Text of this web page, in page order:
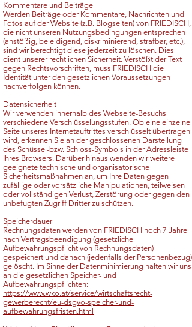
Kommentare und Beiträge
Werden Beiträge oder Kommentare, Nachrichten und
Fotos auf der Website (z.B. Blogseiten) von FRIEDISCH,
die nicht unseren Nutzungsbedingungen entsprechen
(anstößig, beleidigend, diskriminierend, strafbar, etc.),
sind wir berechtigt diese jederzeit zu löschen. Dies
dient unserer rechtlichen Sicherheit. Verstößt der Text
gegen Rechtsvorschriften, muss FRIEDISCH die
Identität unter den gesetzlichen Voraussetzungen
nachverfolgen können.
Datensicherheit
Wir verwenden innerhalb des Webseite-Besuchs
verschiedene Verschlüsselungsstufen. Ob eine einzelne
Seite unseres Internetauftrittes verschlüsselt übertragen
wird, erkennen Sie an der geschlossenen Darstellung
des Schüssel-bzw. Schloss-Symbols in der Adressleiste
Ihres Browsers. Darüber hinaus wenden wir weitere
geeignete technische und organisatorische
Sicherheitsmaßnahmen an, um Ihre Daten gegen
zufällige oder vorsätzliche Manipulationen, teilweisen
oder vollständigen Verlust, Zerstörung oder gegen den
unbefugten Zugriff Dritter zu schützen.
Speicherdauer
Rechnungsdaten werden von FRIEDISCH noch 7 Jahre
nach Vertragsbeendigung (gesetzliche
Aufbewahrungspflicht von Rechnungsdaten)
gespeichert und danach (jedenfalls der Personenbezug)
gelöscht. Im Sinne der Datenminimierung halten wir uns
an die gesetzlichen Speicher- und
Aufbewahrungspflichten:
https://www.wko.at/service/wirtschaftsrecht-
gewerberecht/eu-dsgvo-speicher-und-
aufbewahrungsfristen.html